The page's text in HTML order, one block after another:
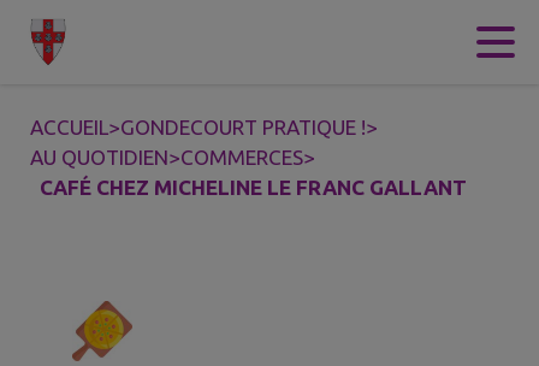
Contenu
ACCUEIL>GONDECOURT PRATIQUE !>
AU QUOTIDIEN>COMMERCES>
CAFÉ CHEZ MICHELINE LE FRANC GALLANT